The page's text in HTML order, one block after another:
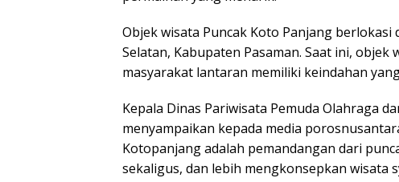
Objek wisata Puncak Koto Panjang berlokasi
Selatan, Kabupaten Pasaman. Saat ini,
masyarakat lantaran memiliki keindahan
Kepala Dinas Pariwisata Pemuda Olahraga
menyampaikan kepada media
Kotopanjang adalah pemandangan dari
sekaligus, dan lebih mengkonsepkan wisata